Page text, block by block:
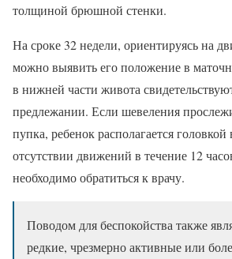
толщиной брюшной стенки.
На сроке 32 недели, ориентируясь на
можно выявить его положение в
в нижней части живота
предлежании. Если шевеления
пупка, ребенок располагается
отсутствии движений в течение 12
необходимо обратиться к врачу.
Поводом для беспокойства также
редкие, чрезмерно активные или